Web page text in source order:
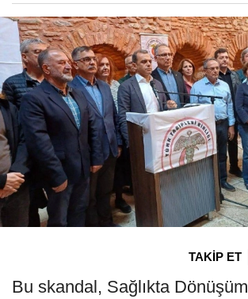
TAKİP ET
Bu skandal, Sağlıkta Dönüşüm